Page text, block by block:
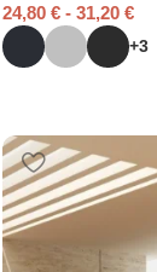
24,80 € - 31,20 €
+3